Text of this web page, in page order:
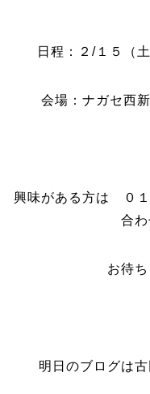
日程：２/１５（
会場：ナガセ西
興味がある方は ０１
合わ
お待ち
明日のブログは